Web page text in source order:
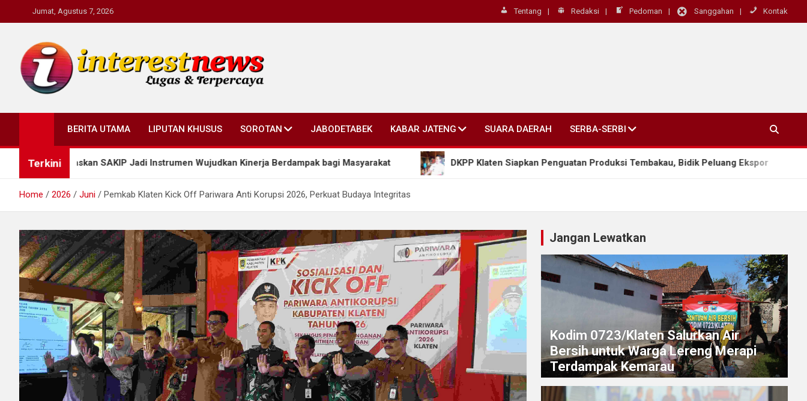
to
Jumat, Agustus 7, 2026 Tentang Redaksi Pedoman Sanggahan Kontak
Interestnews.or.id
BERITA UTAMA LIPUTAN KHUSUS SOROTAN JABODETABEK KABAR JATENG SUARA DAERAH SERBA-SERBI
Terkini
SAKIP Jadi Instrumen Wujudkan Kinerja Berdampak bagi Masyarakat DKPP Klaten Siapkan Penguatan Produksi Tembakau, Bidik Peluang Ekspor Kodim
Home 2026 Juni Pemkab Klaten Kick Off Pariwara Anti Korupsi 2026, Perkuat Budaya Integritas
Jangan Lewatkan
Kodim 0723/Klaten Salurkan Air
Bersih untuk Warga Lereng Merapi
Terdampak Kemarau